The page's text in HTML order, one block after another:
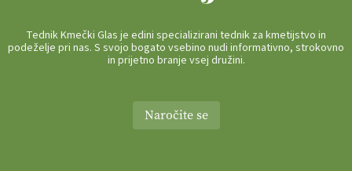
Tednik Kmečki Glas je edini specializirani tednik za kmetijstvo in
podeželje pri nas. S svojo bogato vsebino nudi informativno, strokovno
in prijetno branje vsej družini.
Naročite se